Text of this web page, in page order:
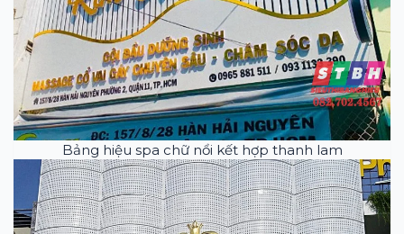
Bảng hiệu spa chữ nổi kết hợp thanh lam